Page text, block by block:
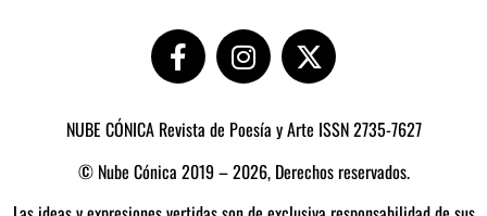
NUBE CÓNICA Revista de Poesía y Arte ISSN 2735-7627
© Nube Cónica 2019 – 2026, Derechos reservados.